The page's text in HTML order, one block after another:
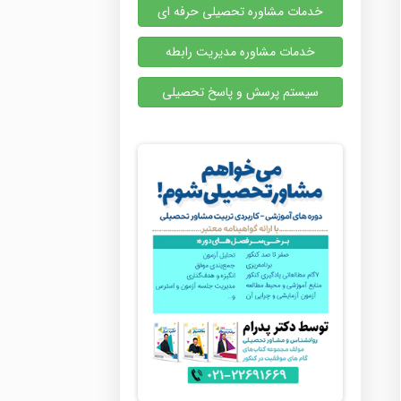
خدمات مشاوره تحصیلی حرفه ای
خدمات مشاوره مدیریت رابطه
سیستم پرسش و پاسخ تحصیلی